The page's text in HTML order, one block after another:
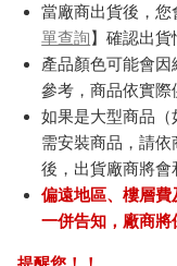
當廠商出貨後，
單查詢】確認出貨
產品顏色可能會
參考，商品依實際
如果是大型商品（
需安裝商品，請
後，出貨廠商將會
偏遠地區、樓層
一併告知，廠商將